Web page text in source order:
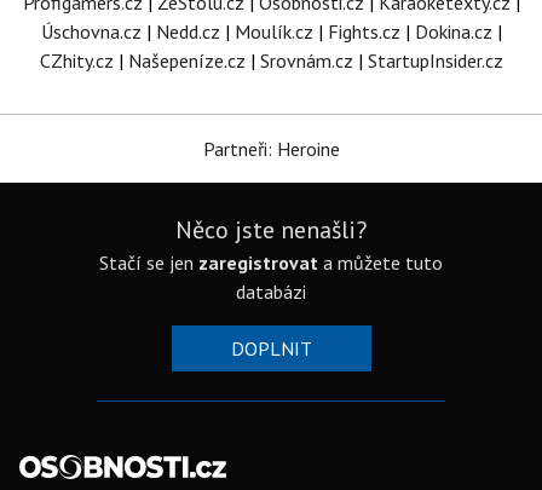
Úschovna.cz | Nedd.cz | Moulík.cz | Fights.cz | Dokina.cz |
CZhity.cz | Našepeníze.cz | Srovnám.cz | StartupInsider.cz
Partneři: Heroine
Něco jste nenašli?
Stačí se jen zaregistrovat a můžete tuto
databázi
DOPLNIT